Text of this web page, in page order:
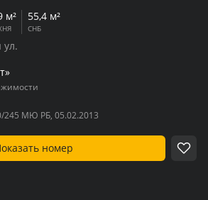
м² 55,4 м²
СНБ
ул.
245 МЮ РБ, 05.02.2013
номер